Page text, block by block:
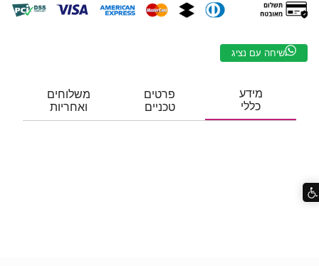
שיחה עם נציג
מידע
כללי
פרטים
טכניים
משלוחים
ואחריות